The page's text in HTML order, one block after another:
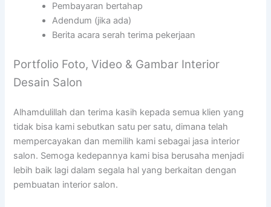
Pembayaran bertahap
Adendum (jika ada)
Berita acara serah terima pekerjaan
Portfolio Foto, Video & Gambar Interior
Desain Salon
Alhamdulillah dan terima kasih kepada semua klien yang
tidak bisa kami sebutkan satu per satu, dimana telah
mempercayakan dan memilih kami sebagai jasa interior
salon. Semoga kedepannya kami bisa berusaha menjadi
lebih baik lagi dalam segala hal yang berkaitan dengan
pembuatan interior salon.